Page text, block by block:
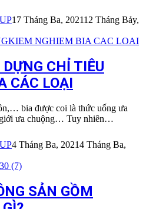
17 Tháng Ba, 202112 Tháng Bảy,
CHỈ TIÊU
CÁC LOẠI
bia được coi là thức uống ưa
ưa chuộng… Tuy nhiên…
4 Tháng Ba, 20214 Tháng Ba,
SẢN GỒM